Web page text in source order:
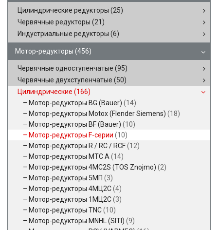
Цилиндрические редукторы (25)
Червячные редукторы (21)
Индустриальные редукторы (6)
Мотор-редукторы (456)
Червячные одноступенчатые (95)
Червячные двухступенчатые (50)
Цилиндрические (166)
Мотор-редукторы BG (Bauer) (14)
Мотор-редукторы Motox (Flender Siemens) (18)
Мотор-редукторы BF (Bauer) (10)
Мотор-редукторы F-серии (10)
Мотор-редукторы R / RC / RCF(12)
Мотор-редукторы MTC A (14)
Мотор-редукторы 4MC2S (TOS Znojmo) (2)
Мотор-редукторы 5МП (3)
Мотор-редукторы 4МЦ2С(4)
Мотор-редукторы 1МЦ2С(3)
Мотор-редукторы TNC(10)
Мотор-редукторы MNHL (SITI) (9)